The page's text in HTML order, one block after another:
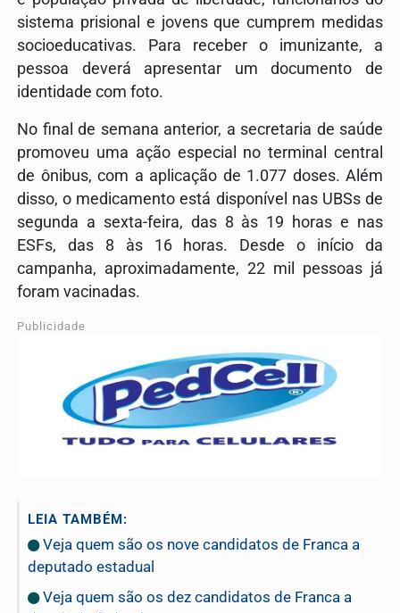
sistema prisional e jovens que cumprem medidas
socioeducativas. Para receber o imunizante, a
pessoa deverá apresentar um documento de
identidade com foto.
No final de semana anterior, a secretaria de saúde
promoveu uma ação especial no terminal central
de ônibus, com a aplicação de 1.077 doses. Além
disso, o medicamento está disponível nas UBSs de
segunda a sexta-feira, das 8 às 19 horas e nas
ESFs, das 8 às 16 horas.
Desde o início da
campanha, aproximadamente, 22 mil pessoas já
foram vacinadas.
Publicidade
LEIA TAMBÉM:
Veja quem são os nove candidatos de Franca a
deputado estadual
Veja quem são os dez candidatos de Franca a